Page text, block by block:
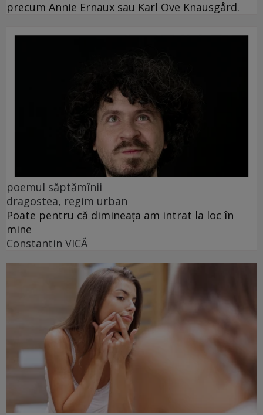
precum Annie Ernaux sau Karl Ove Knausgård.
poemul săptămînii
dragostea, regim urban
Poate pentru că dimineața am intrat la loc în
mine
Constantin VICĂ